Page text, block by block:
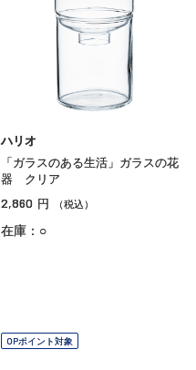
ハリオ
「ガラスのある生活」ガラスの花
器 クリア
2,860 円 （税込）
在庫：○
OPポイント対象